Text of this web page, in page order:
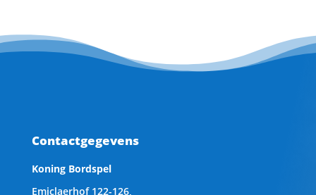
Contactgegevens
Koning Bordspel
Emiclaerhof 122-126,